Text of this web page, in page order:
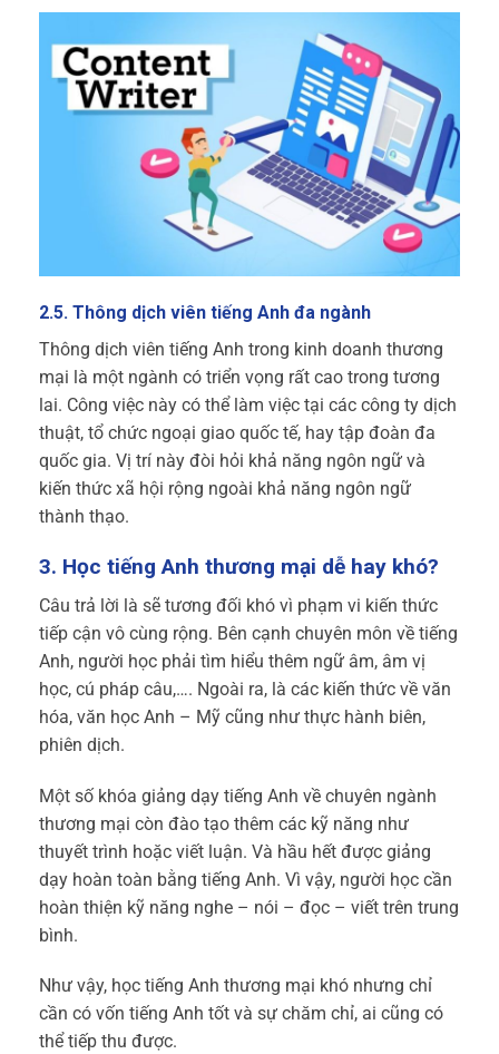
2.5. Thông dịch viên tiếng Anh đa ngành
Thông dịch viên tiếng Anh trong kinh doanh thương
mại là một ngành có triển vọng rất cao trong tương
lai. Công việc này có thể làm việc tại các công ty dịch
thuật, tổ chức ngoại giao quốc tế, hay tập đoàn đa
quốc gia. Vị trí này đòi hỏi khả năng ngôn ngữ và
kiến thức xã hội rộng ngoài khả năng ngôn ngữ
thành thạo.
3. Học tiếng Anh thương mại dễ hay khó?
Câu trả lời là sẽ tương đối khó vì phạm vi kiến thức
tiếp cận vô cùng rộng. Bên cạnh chuyên môn về tiếng
Anh, người học phải tìm hiểu thêm ngữ âm, âm vị
học, cú pháp câu,…. Ngoài ra, là các kiến thức về văn
hóa, văn học Anh – Mỹ cũng như thực hành biên,
phiên dịch.
Một số khóa giảng dạy tiếng Anh về chuyên ngành
thương mại còn đào tạo thêm các kỹ năng như
thuyết trình hoặc viết luận. Và hầu hết được giảng
dạy hoàn toàn bằng tiếng Anh. Vì vậy, người học cần
hoàn thiện kỹ năng nghe – nói – đọc – viết trên trung
bình.
Như vậy, học tiếng Anh thương mại khó nhưng chỉ
cần có vốn tiếng Anh tốt và sự chăm chỉ, ai cũng có
thể tiếp thu được.